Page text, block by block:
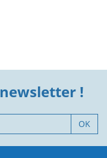
newsletter !
OK